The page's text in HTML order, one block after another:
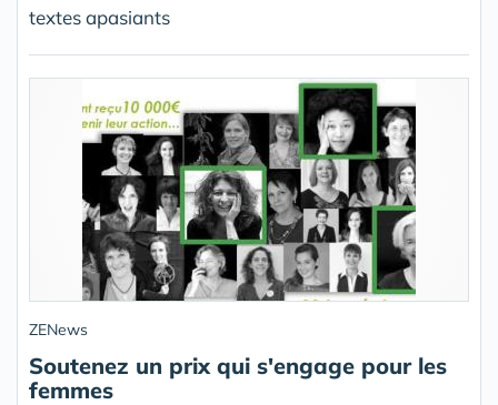
textes apasiants
ZENews
Soutenez un prix qui s'engage pour les
femmes